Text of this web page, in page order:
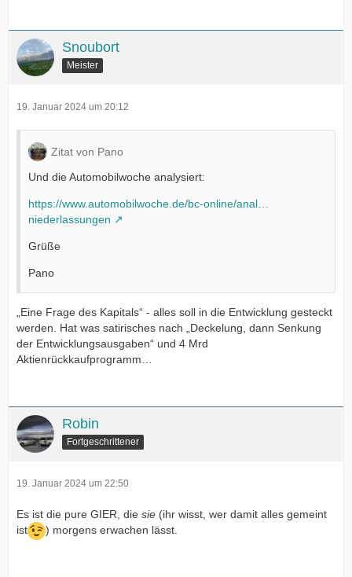
Snoubort
Meister
19. Januar 2024 um 20:12
Zitat von Pano
Und die Automobilwoche analysiert:
https://www.automobilwoche.de/bc-online/anal…
niederlassungen
Grüße
Pano
„Eine Frage des Kapitals“ - alles soll in die Entwicklung gesteckt
werden. Hat was satirisches nach „Deckelung, dann Senkung
der Entwicklungsausgaben“ und 4 Mrd
Aktienrückkaufprogramm…
Robin
Fortgeschrittener
19. Januar 2024 um 22:50
Es ist die pure GIER, die sie (ihr wisst, wer damit alles gemeint
ist
) morgens erwachen lässt.